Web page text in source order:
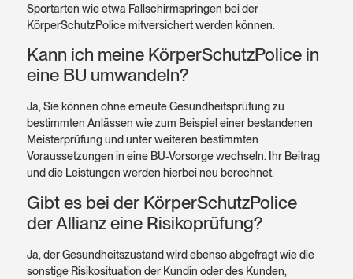
Sportarten wie etwa Fallschirmspringen bei der
KörperSchutzPolice mitversichert werden können.
Kann ich meine KörperSchutzPolice in
eine BU umwandeln?
Ja, Sie können ohne erneute Gesundheitsprüfung zu
bestimmten Anlässen wie zum Beispiel einer bestandenen
Meisterprüfung und unter weiteren bestimmten
Voraussetzungen in eine BU-Vorsorge wechseln. Ihr Beitrag
und die Leistungen werden hierbei neu berechnet.
Gibt es bei der KörperSchutzPolice
der Allianz eine Risikoprüfung?
Ja, der Gesundheitszustand wird ebenso abgefragt wie die
sonstige Risikosituation der Kundin oder des Kunden,